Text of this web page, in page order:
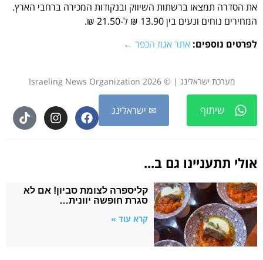
את הסדרה תמצאו ברשתות השיווק ובנקודות המכירה ברחבי הארץ.
המחירים נוחים ונעים בין 13.90 ₪ ל-21.50 ₪.
לפרטים נוספים: אתר אגוז הכפר ←
מערכת ישראלינג | © 2026 Israeling News Organization
שיתוף ✉ ישראלינג
אולי תתעניינו גם ב...
קליספרה לצומת סביון! אם לא
סגרת חופשה יוונית…
קרא עוד »